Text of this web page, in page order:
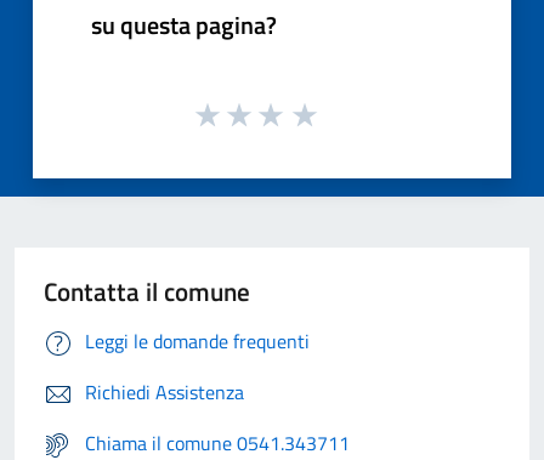
su questa pagina?
Contatta il comune
Leggi le domande frequenti
Richiedi Assistenza
Chiama il comune 0541.343711